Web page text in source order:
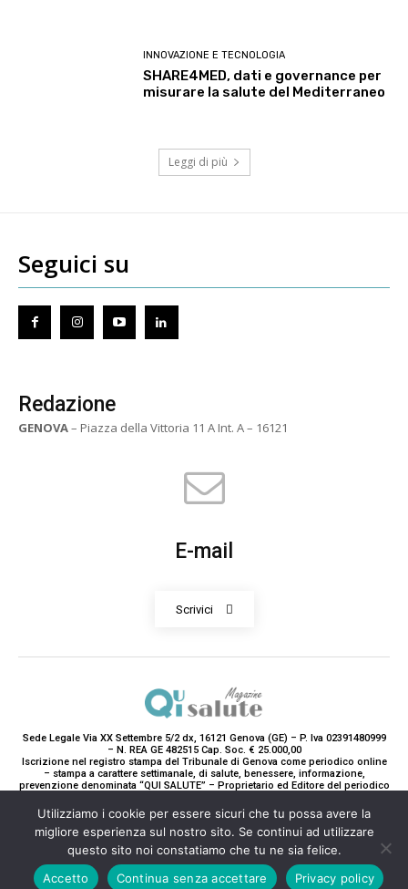
INNOVAZIONE E TECNOLOGIA
SHARE4MED, dati e governance per
misurare la salute del Mediterraneo
Leggi di più
Seguici su
Redazione
GENOVA– Piazza della Vittoria 11 A Int. A – 16121
E-mail
Scrivici
Sede Legale Via XX Settembre 5/2 dx, 16121 Genova (GE) – P. Iva 02391480999
– N. REA GE 482515 Cap. Soc. € 25.000,00
Iscrizione nel registro stampa del Tribunale di Genova come periodico online
– stampa a carattere settimanale, di salute, benessere, informazione,
prevenzione denominata “QUI SALUTE” – Proprietario ed Editore del periodico
Paola Gavarone. (Iscrizione registro stampa R.V. 5663/2020 Reg. Stampa
N.14/2020 Cron. 890/2020).
2020-2025© Teddy Luxury SRL
Utilizziamo i cookie per essere sicuri che tu possa avere la
migliore esperienza sul nostro sito. Se continui ad utilizzare
questo sito noi constatiamo che tu ne sia felice.
Accetto
Continua senza accettare Privacy policy